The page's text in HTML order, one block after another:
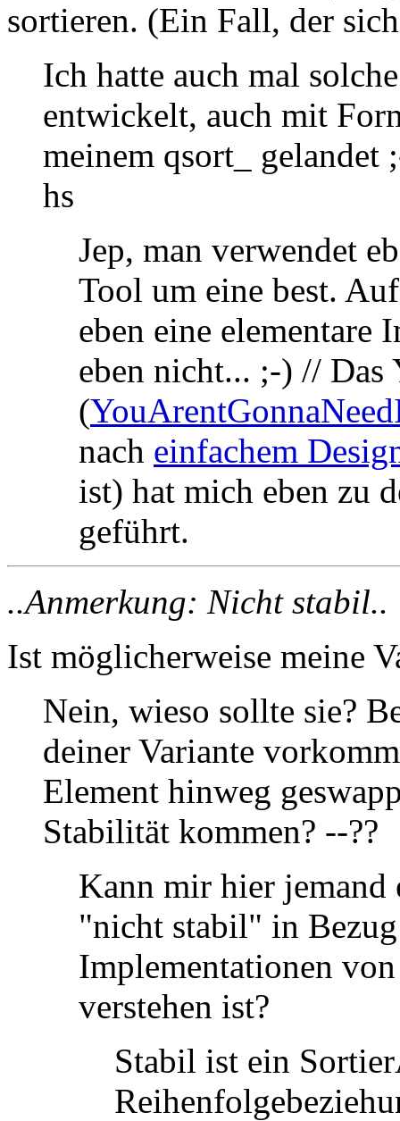
sortieren. (Ein Fall, der
Ich hatte auch mal
entwickelt, auch mit
meinem qsort_
hs
Jep, man verwendet
Tool um eine best.
eben eine elementare
eben nicht... ;-) //
(
nach einfachem
ist) hat mich eben zu
geführt.
..Anmerkung: Nicht stabil..
Ist möglicherweise meine
Nein, wieso sollte sie?
deiner Variante
Element hinweg
Stabilität kommen? --??
Kann mir hier
"nicht stabil" in
Implementationen
verstehen ist?
Stabil ist ein